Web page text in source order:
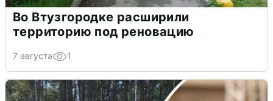
Во Втузгородке расширили
территорию под реновацию
7 августа 1